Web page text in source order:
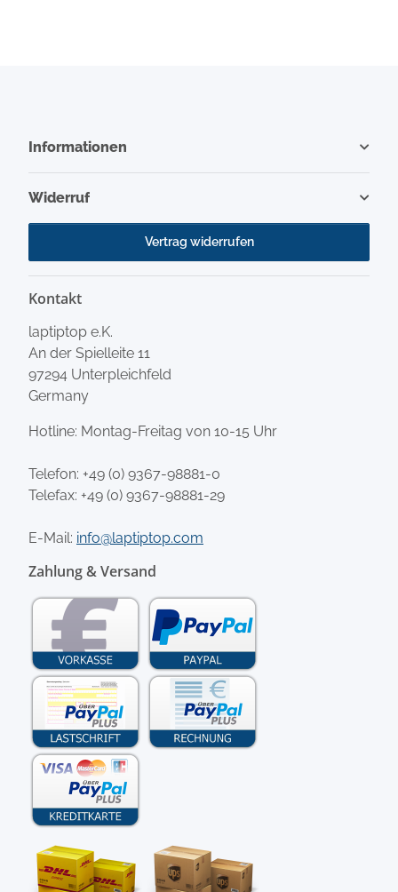
Informationen
Widerruf
Vertrag widerrufen
Kontakt
laptiptop e.K.
An der Spielleite 11
97294 Unterpleichfeld
Germany
Hotline: Montag-Freitag von 10-15 Uhr
Telefon: +49 (0) 9367-98881-0
Telefax: +49 (0) 9367-98881-29
E-Mail: info@laptiptop.com
Zahlung & Versand